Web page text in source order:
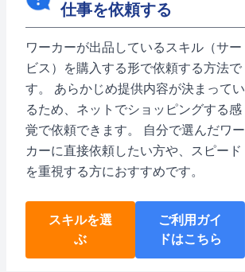
仕事を依頼する
ワーカーが出品しているスキル（サー
ビス）を購入する形で依頼する方法で
す。 あらかじめ提供内容が決まってい
るため、ネットでショッピングする感
覚で依頼できます。 自分で選んだワー
カーに直接依頼したい方や、スピード
を重視する方におすすめです。
スキルを選
ぶ
ご利用ガイ
ドはこちら